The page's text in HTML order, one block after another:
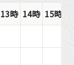
13時 14時 15時